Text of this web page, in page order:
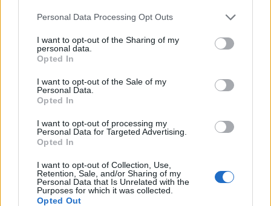
Please note that this website/app uses one or more Google
not limited to your visit or usage behaviour. You may click to
grant or deny consent to Google and its third-party tags to
use your data for below specified purposes in below Google
consent section.
Personal Data Processing Opt Outs
I want to opt-out of the Sharing of my
personal data.
Opted In
I want to opt-out of the Sale of my
Personal Data.
Opted In
I want to opt-out of processing my
Personal Data for Targeted Advertising.
Opted In
I want to opt-out of Collection, Use,
Retention, Sale, and/or Sharing of my
Personal Data that Is Unrelated with the
Purposes for which it was collected.
Opted Out